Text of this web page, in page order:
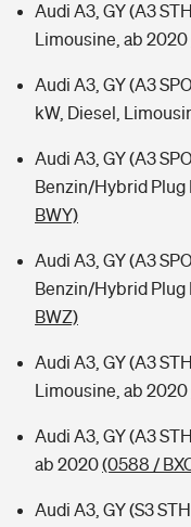
Audi A3, GY (A3
Limousine, ab 2020
Audi A3, GY (A3
kW, Diesel,
Audi A3, GY (A3
Benzin/Hybrid Plug
BWY)
Audi A3, GY (A3
Benzin/Hybrid Plug
BWZ)
Audi A3, GY (A3
Limousine, ab 2020
Audi A3, GY (A3
ab 2020(0588 /
Audi A3, GY (S3